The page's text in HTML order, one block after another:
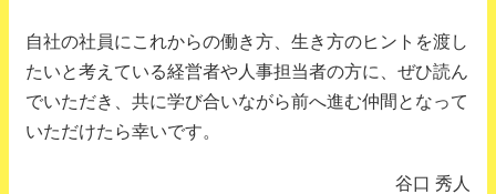
自社の社員にこれからの働き方、生き方のヒントを渡し
たいと考えている経営者や人事担当者の方に、ぜひ読ん
でいただき、共に学び合いながら前へ進む仲間となって
いただけたら幸いです。
谷口 秀人